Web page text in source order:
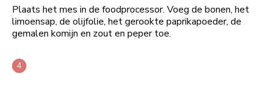
Plaats het mes in de foodprocessor. Voeg de bonen, het
limoensap, de olijfolie, het gerookte paprikapoeder, de
gemalen komijn en zout en peper toe.